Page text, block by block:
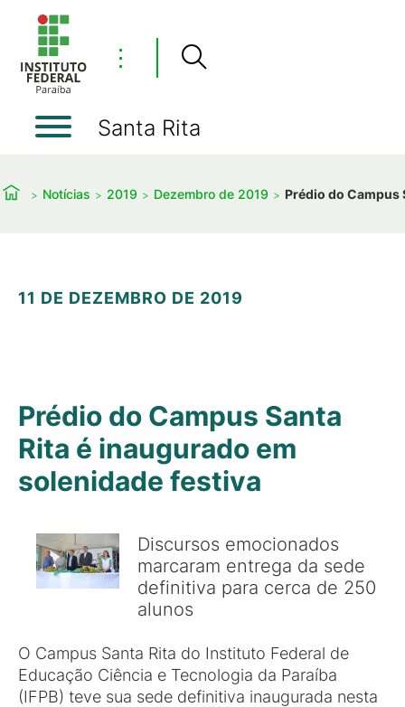
⋮
Santa Rita
Notícias 2019 Dezembro de 2019 Prédio do Campus
11 DE DEZEMBRO DE 2019
Prédio do Campus Santa
Rita é inaugurado em
solenidade festiva
Discursos emocionados
marcaram entrega da sede
definitiva para cerca de 250
alunos
O Campus Santa Rita do Instituto Federal de
Educação Ciência e Tecnologia da Paraíba
(IFPB) teve sua sede definitiva inaugurada nesta